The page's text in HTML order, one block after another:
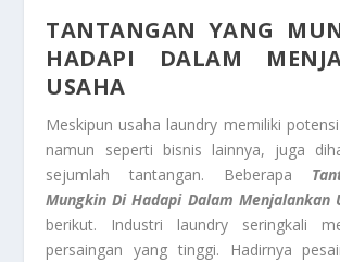
TANTANGAN YANG
HADAPI DALAM
USAHA
Meskipun usaha laundry memiliki
namun seperti bisnis lainnya, juga
sejumlah tantangan. Beberapa
Mungkin Di Hadapi Dalam Menjalankan
berikut. Industri laundry seringkali
persaingan yang tinggi. Hadirnya